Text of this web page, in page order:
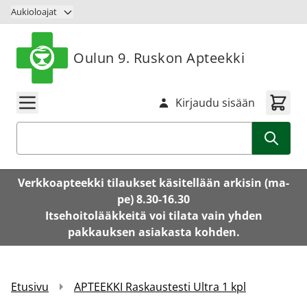
Siirry sisältöön
Aukioloajat
Oulun 9. Ruskon Apteekki
Kirjaudu sisään
Verkkoapteekki tilaukset käsitellään arkisin (ma-
pe) 8.30-16.30
Itsehoitolääkkeitä voi tilata vain yhden
pakkauksen asiakasta kohden.
Etusivu APTEEKKI Raskaustesti Ultra 1 kpl